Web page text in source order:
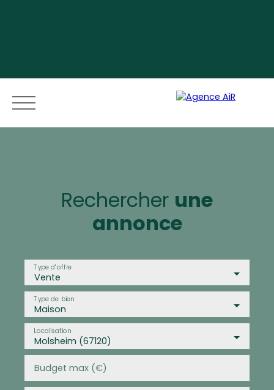
Rechercher une
annonce
Vente
Type d'offre
Maison
Type de bien
Molsheim (67120)
Localisation
Budget max (€)